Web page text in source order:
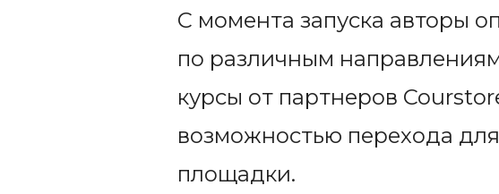
С момента запуска авторы
по различным
курсы от партнеров
возможностью перехода
площадки.